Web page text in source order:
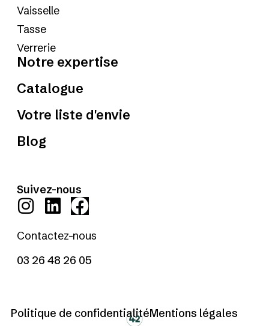
Vaisselle
Tasse
Verrerie
Notre expertise
Catalogue
Votre liste d'envie
Blog
Suivez-nous
Contactez-nous
03 26 48 26 05
Politique de confidentialitéMentions légales